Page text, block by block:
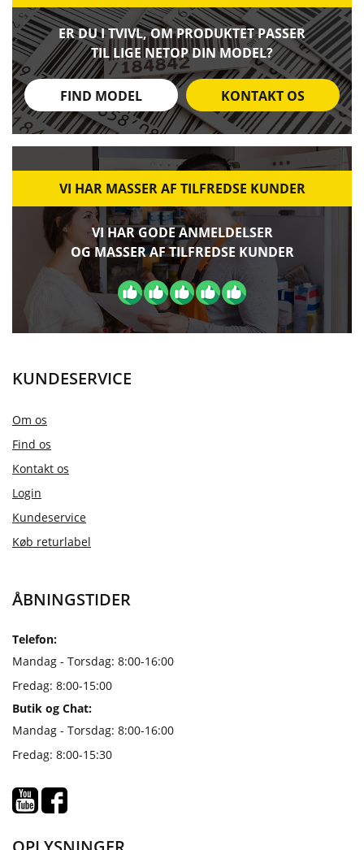
ER DU I TVIVL, OM PRODUKTET PASSER
TIL LIGE NETOP DIN MODEL?
FIND MODEL KONTAKT OS
VI HAR MASSER AF TILFREDSE KUNDER
VI HAR GODE ANMELDELSER
OG MASSER AF TILFREDSE KUNDER
KUNDESERVICE
Om os
Find os
Kontakt os
Login
Kundeservice
Køb returlabel
ÅBNINGSTIDER
Telefon:
Mandag - Torsdag: 8:00-16:00
Fredag: 8:00-15:00
Butik og Chat:
Mandag - Torsdag: 8:00-16:00
Fredag: 8:00-15:30